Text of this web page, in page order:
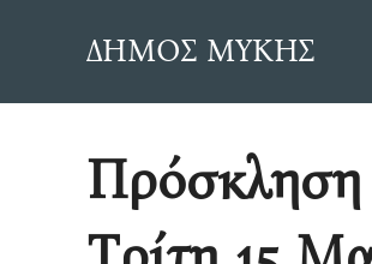
ΔΗΜΟΣ ΜΥΚΗΣ
Πρόσκληση